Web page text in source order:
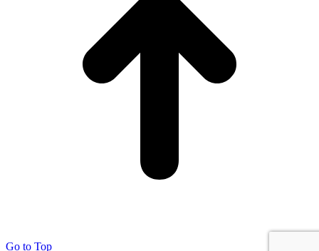
Go to Top